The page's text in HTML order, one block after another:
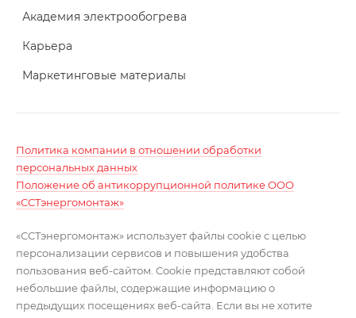
Академия электрообогрева
Карьера
Маркетинговые материалы
Политика компании в отношении обработки
персональных данных
Положение об антикоррупционной политике ООО
«ССТэнергомонтаж»
«ССТэнергомонтаж» использует файлы cookie с целью
персонализации сервисов и повышения удобства
пользования веб-сайтом. Cookie представляют собой
небольшие файлы, содержащие информацию о
предыдущих посещениях веб-сайта. Если вы не хотите